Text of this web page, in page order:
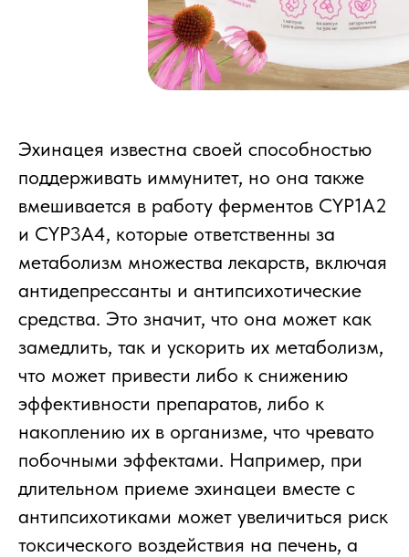
Эхинацея известна своей способностью
поддерживать иммунитет, но она также
вмешивается в работу ферментов CYP1A2
и CYP3A4, которые ответственны за
метаболизм множества лекарств, включая
антидепрессанты и антипсихотические
средства. Это значит, что она может как
замедлить, так и ускорить их метаболизм,
что может привести либо к снижению
эффективности препаратов, либо к
накоплению их в организме, что чревато
побочными эффектами. Например, при
длительном приеме эхинацеи вместе с
антипсихотиками может увеличиться риск
токсического воздействия на печень, а